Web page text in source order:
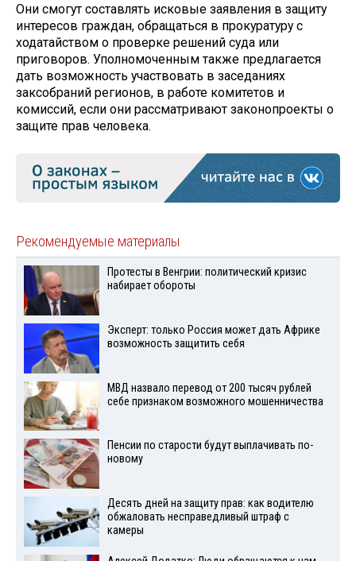
Они смогут составлять исковые заявления в защиту
интересов граждан, обращаться в прокуратуру с
ходатайством о проверке решений суда или
приговоров. Уполномоченным также предлагается
дать возможность участвовать в заседаниях
заксобраний регионов, в работе комитетов и
комиссий, если они рассматривают законопроекты о
защите прав человека.
Рекомендуемые материалы
Протесты в Венгрии: политический кризис
набирает обороты
Эксперт: только Россия может дать Африке
возможность защитить себя
МВД назвало перевод от 200 тысяч рублей
себе признаком возможного мошенничества
Пенсии по старости будут выплачивать по-
новому
Десять дней на защиту прав: как водителю
обжаловать несправедливый штраф с
камеры